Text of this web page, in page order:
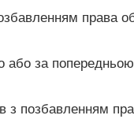
права
або за
з позбавленням